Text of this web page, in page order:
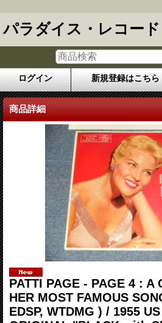
パラダイス・レコード
ログイン 新規登録はこちら
商品詳細
PATTI PAGE - PAGE 4 : A
HER MOST FAMOUS
EDSP, WTDMG ) / 1955